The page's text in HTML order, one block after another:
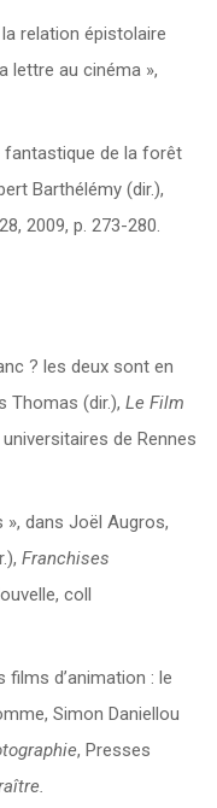
relation épistolaire
lettre au cinéma »,
fantastique de la forêt
Barthélémy (dir.),
2009, p. 273-280.
? les deux sont en
Thomas (dir.), Le Film
de Rennes
», dans Joël Augros,
Franchises
coll
films d’animation : le
Simon Daniellou
, Presses